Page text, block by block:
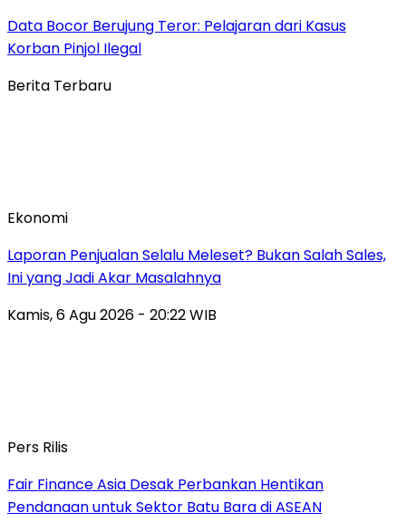
Data Bocor Berujung Teror: Pelajaran dari Kasus
Korban Pinjol Ilegal
Berita Terbaru
Ekonomi
Laporan Penjualan Selalu Meleset? Bukan Salah Sales,
Ini yang Jadi Akar Masalahnya
Kamis, 6 Agu 2026 - 20:22 WIB
Pers Rilis
Fair Finance Asia Desak Perbankan Hentikan
Pendanaan untuk Sektor Batu Bara di ASEAN